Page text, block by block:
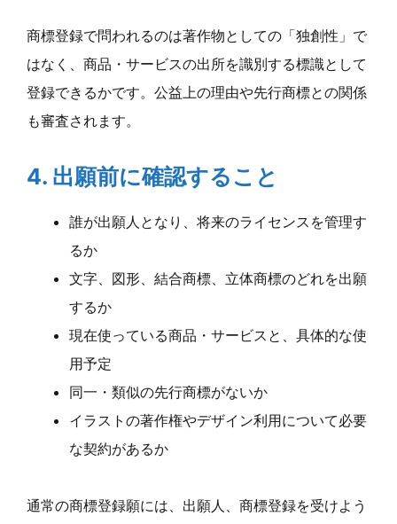
商標登録で問われるのは著作物としての「独創性」で
はなく、商品・サービスの出所を識別する標識として
登録できるかです。公益上の理由や先行商標との関係
も審査されます。
4. 出願前に確認すること
誰が出願人となり、将来のライセンスを管理す
るか
文字、図形、結合商標、立体商標のどれを出願
するか
現在使っている商品・サービスと、具体的な使
用予定
同一・類似の先行商標がないか
イラストの著作権やデザイン利用について必要
な契約があるか
通常の商標登録願には、出願人、商標登録を受けよう